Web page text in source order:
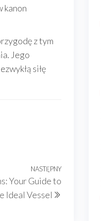
kanon
z tym
Jego
siłę
Następny
NASTĘPNY
Your Guide to
Ideal Vessel